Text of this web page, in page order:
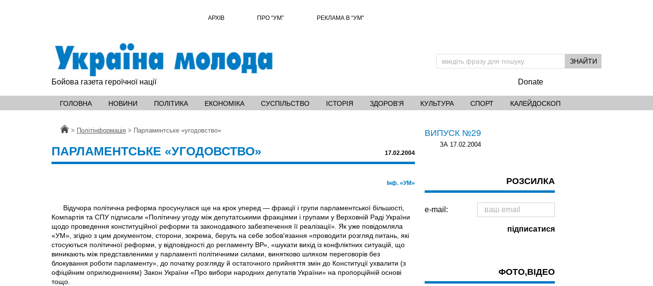
АРХІВ ПРО “УМ” РЕКЛАМА В “УМ"
Бойова газета героїчної нації Donate
ГОЛОВНА НОВИНИ ПОЛІТИКА ЕКОНОМІКА СУСПІЛЬСТВО ІСТОРІЯ ЗДОРОВ'Я КУЛЬТУРА СПОРТ КАЛЕЙДОСКОП
Головна
> Політінформація > Парламентське «угодовство»
ПАРЛАМЕНТСЬКЕ «УГОДОВСТВО» 17.02.2004
Інф. «УМ»
Відучора політична реформа просунулася ще на крок уперед — фракції і групи парламентської більшості,
Компартія та СПУ підписали «Політичну угоду між депутатськими фракціями і групами у Верховній Раді України
щодо проведення конституційної реформи та законодавчого забезпечення її реалізації». Як уже повідомляла
«УМ», згідно з цим документом, сторони, зокрема, беруть на себе зобов'язання «проводити розгляд питань, які
стосуються політичної реформи, у відповідності до регламенту ВР», «шукати вихід із конфліктних ситуацій, що
виникають між представленими у парламенті політичними силами, винятково шляхом переговорів без
блокування роботи парламенту», до початку розгляду й остаточного прийняття змін до Конституції ухвалити (з
офіційним оприлюдненням) Закон України «Про вибори народних депутатів України» на пропорційній основі
тощо.
ВИПУСК №29
ЗА 17.02.2004
РОЗСИЛКА
e-mail:
ФОТО,ВІДЕО